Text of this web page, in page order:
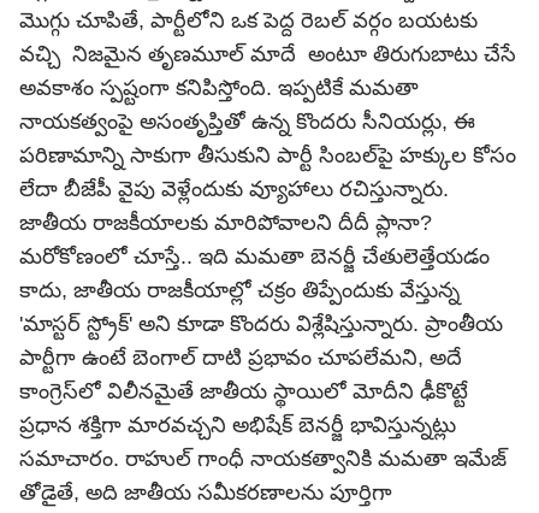
మొగ్గు చూపితే, పార్టీలోని ఒక పెద్ద రెబల్ వర్గం బయటకు
వచ్చి నిజమైన తృణమూల్ మాదే అంటూ తిరుగుబాటు చేసే
అవకాశం స్పష్టంగా కనిపిస్తోంది. ఇప్పటికే మమతా
నాయకత్వంపై అసంతృప్తితో ఉన్న కొందరు సీనియర్లు, ఈ
పరిణామాన్ని సాకుగా తీసుకుని పార్టీ సింబల్‌పై హక్కుల కోసం
లేదా బీజేపీ వైపు వెళ్లేందుకు వ్యూహాలు రచిస్తున్నారు.
జాతీయ రాజకీయాలకు మారిపోవాలని దీదీ ప్లానా?
మరోకోణంలో చూస్తే.. ఇది మమతా బెనర్జీ చేతులెత్తేయడం
కాదు, జాతీయ రాజకీయాల్లో చక్రం తిప్పేందుకు వేస్తున్న
'మాస్టర్ స్ట్రోక్' అని కూడా కొందరు విశ్లేషిస్తున్నారు. ప్రాంతీయ
పార్టీగా ఉంటే బెంగాల్ దాటి ప్రభావం చూపలేమని, అదే
కాంగ్రెస్‌లో విలీనమైతే జాతీయ స్థాయిలో మోదీని ఢీకొట్టే
ప్రధాన శక్తిగా మారవచ్చని అభిషేక్ బెనర్జీ భావిస్తున్నట్లు
సమాచారం. రాహుల్ గాంధీ నాయకత్వానికి మమతా ఇమేజ్
తోడైతే, అది జాతీయ సమీకరణాలను పూర్తిగా